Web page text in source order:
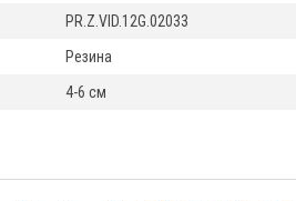
PR.Z.VID.12G.02033
Резина
4-6 см